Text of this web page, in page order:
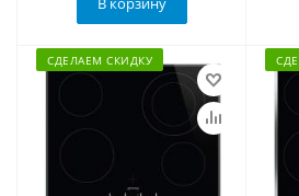
СДЕЛАЕМ СКИДКУ